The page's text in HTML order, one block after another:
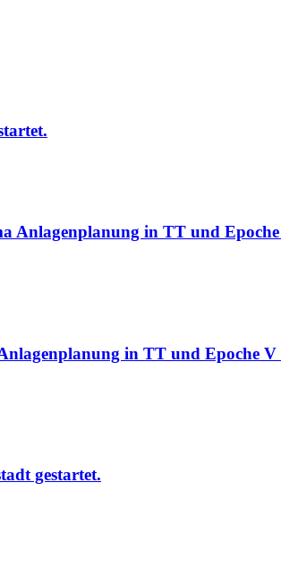
Anlagenplanung in TT und
in TT und Epoche
gestartet.